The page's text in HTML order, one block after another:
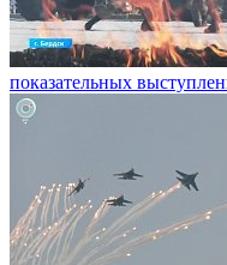
показательных